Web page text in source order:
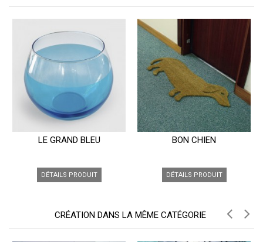
LE GRAND BLEU
DÉTAILS PRODUIT
BON CHIEN
DÉTAILS PRODUIT
CRÉATION DANS LA MÊME CATÉGORIE